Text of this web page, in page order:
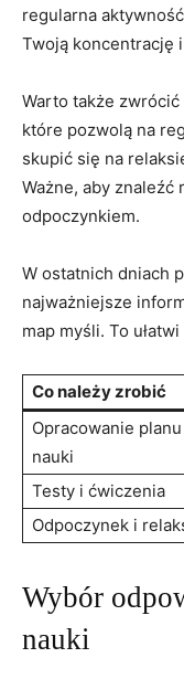
regularna
Twoją koncentrację
Warto także
które pozwolą na
skupić się na
Ważne, aby znaleźć
odpoczynkiem.
W ostatnich dniach
najważniejsze
map myśli. To
Co należy zrobić
Opracowanie planu
nauki
Testy i ćwiczenia
Odpoczynek i
Wybór
nauki